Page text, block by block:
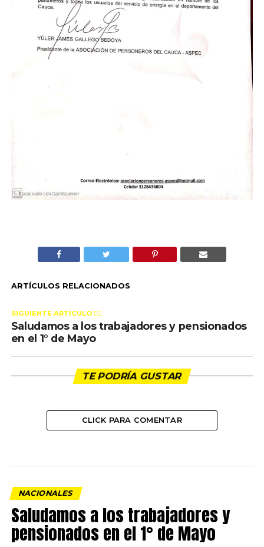
ARTÍCULOS RELACIONADOS
SIGUIENTE ARTÍCULO 👈🏻
Saludamos a los trabajadores y pensionados
en el 1° de Mayo
TE PODRÍA GUSTAR
CLICK PARA COMENTAR
NACIONALES
Saludamos a los trabajadores y
pensionados en el 1° de Mayo